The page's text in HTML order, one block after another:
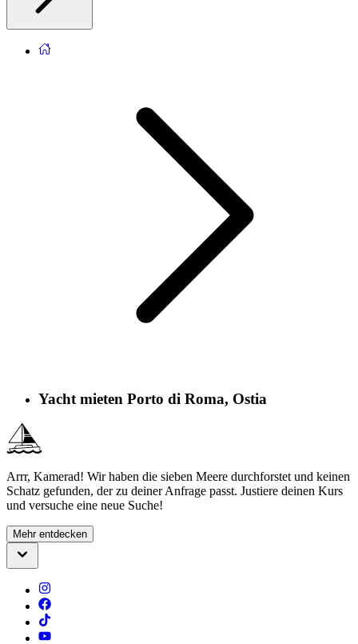
Yacht mieten Porto di Roma, Ostia
Arrr, Kamerad! Wir haben die sieben Meere durchforstet und keinen
Schatz gefunden, der zu deiner Anfrage passt. Justiere deinen Kurs
und versuche eine neue Suche!
Mehr entdecken